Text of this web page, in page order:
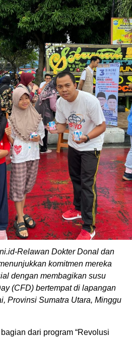
Relawan Dokter Donal dan
komitmen mereka
dengan membagikan susu
(CFD) bertempat di lapangan
Provinsi Sumatra Utara, Minggu
dari program “Revolusi